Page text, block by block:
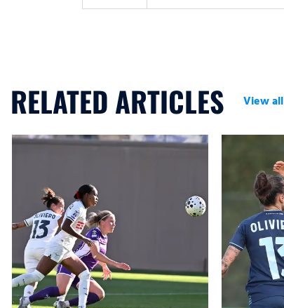
RELATED ARTICLES View all